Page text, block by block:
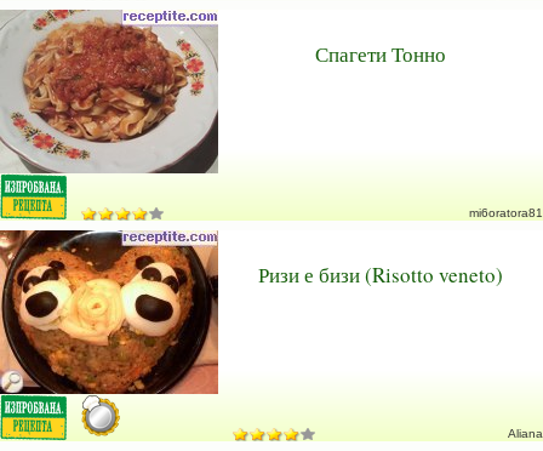
Спагети Тонно
mi6oratora81
Ризи е бизи (Risotto veneto)
Aliana